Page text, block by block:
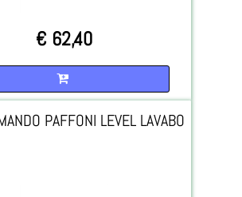
€ 62,40
PAFFONI LEVEL LAVABO